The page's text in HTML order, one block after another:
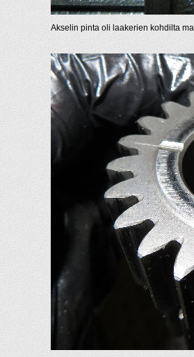
Akselin pinta oli laakerien kohdilta